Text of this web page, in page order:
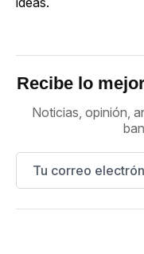
Recibe lo
Noticias, opinión,